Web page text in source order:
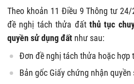
Theo khoản 11 Điều 9 Thông tư 24/
đề nghị tách thửa đất thủ tục
quyền sử dụng đất như sau:
Đơn đề nghị tách thửa hoặc hợp
Bản gốc Giấy chứng nhận